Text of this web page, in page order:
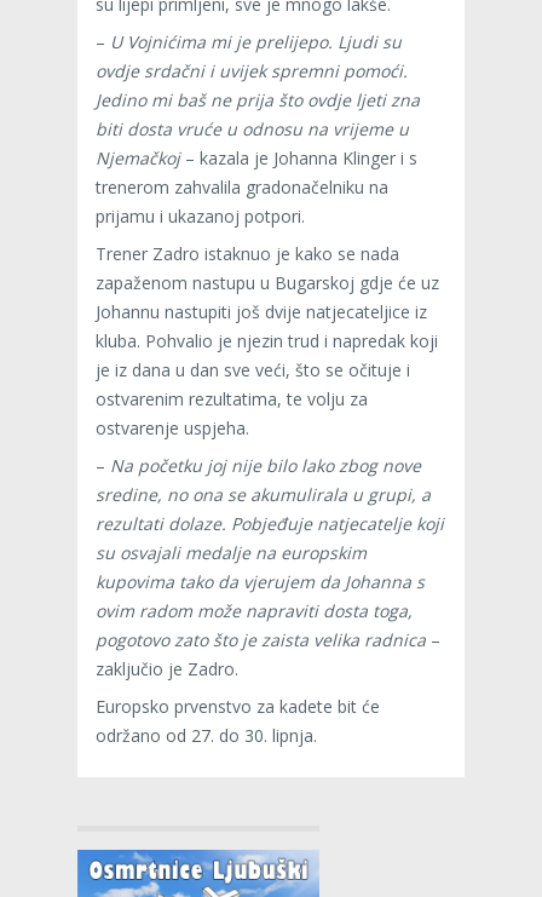
– U Vojnićima mi je prelijepo. Ljudi su
ovdje srdačni i uvijek spremni pomoći.
Jedino mi baš ne prija što ovdje ljeti zna
biti dosta vruće u odnosu na vrijeme u
Njemačkoj– kazala je Johanna Klinger i s
trenerom zahvalila gradonačelniku na
prijamu i ukazanoj potpori.
Trener Zadro istaknuo je kako se nada
zapaženom nastupu u Bugarskoj gdje će uz
Johannu nastupiti još dvije natjecateljice iz
kluba. Pohvalio je njezin trud i napredak koji
je iz dana u dan sve veći, što se očituje i
ostvarenim rezultatima, te volju za
ostvarenje uspjeha.
– Na početku joj nije bilo lako zbog nove
sredine, no ona se akumulirala u grupi, a
rezultati dolaze. Pobjeđuje natjecatelje koji
su osvajali medalje na europskim
kupovima tako da vjerujem da Johanna s
ovim radom može napraviti dosta toga,
pogotovo zato što je zaista velika radnica –
zaključio je Zadro.
Europsko prvenstvo za kadete bit će
održano od 27. do 30. lipnja.